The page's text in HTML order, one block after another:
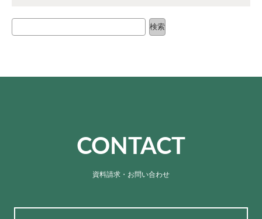
検索
検索
CONTACT
資料請求・お問い合わせ